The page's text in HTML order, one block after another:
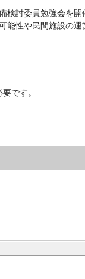
討委員勉強会を開
性や民間施設の運
です。